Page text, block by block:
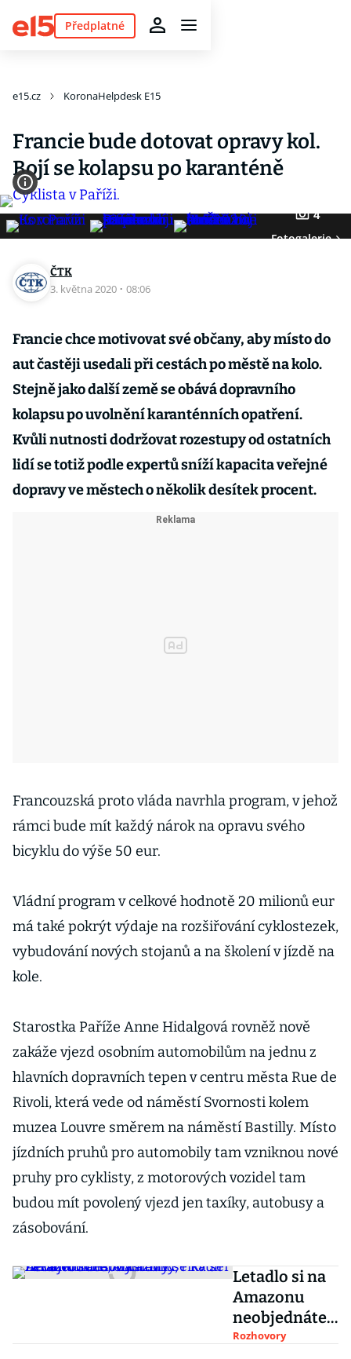
Předplatné
e15.cz KoronaHelpdesk E15
Francie bude dotovat opravy kol.
Bojí se kolapsu po karanténě
4
Fotogalerie
ČTK
3. května 2020 · 08:06
Francie chce motivovat své občany, aby místo do
aut častěji usedali při cestách po městě na kolo.
Stejně jako další země se obává dopravního
kolapsu po uvolnění karanténních opatření.
Kvůli nutnosti dodržovat rozestupy od ostatních
lidí se totiž podle expertů sníží kapacita veřejné
dopravy ve městech o několik desítek procent.
Francouzská proto vláda navrhla program, v jehož
rámci bude mít každý nárok na opravu svého
bicyklu do výše 50 eur.
Vládní program v celkové hodnotě 20 milionů eur
má také pokrýt výdaje na rozšiřování cyklostezek,
vybudování nových stojanů a na školení v jízdě na
kole.
Starostka Paříže Anne Hidalgová rovněž nově
zakáže vjezd osobním automobilům na jednu z
hlavních dopravních tepen v centru města Rue de
Rivoli, která vede od náměstí Svornosti kolem
muzea Louvre směrem na náměstí Bastilly. Místo
jízdních pruhů pro automobily tam vzniknou nové
pruhy pro cyklisty, z motorových vozidel tam
budou mít povolený vjezd jen taxíky, autobusy a
zásobování.
Letadlo si na
Amazonu
neobjednáte,
obchody se
Rozhovory